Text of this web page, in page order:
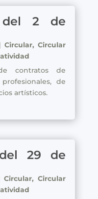
del 2 de
Circular,Circular
contratos de
de
artísticos.
29 de
Circular,Circular